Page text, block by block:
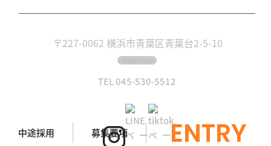
〒227-0062 横浜市青葉区青葉台2-5-10
TEL 045-530-5512
中途採用 募集要項 ENTRY